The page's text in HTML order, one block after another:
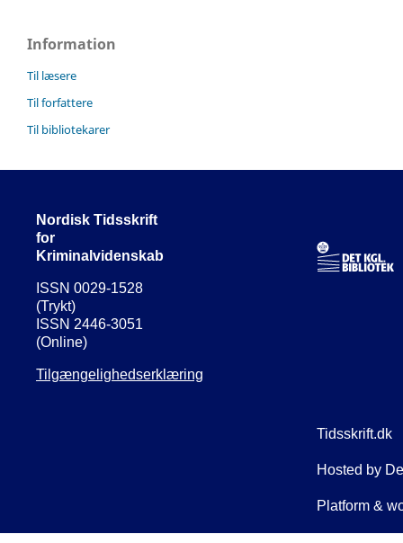
Information
Til læsere
Til forfattere
Til bibliotekarer
Nordisk Tidsskrift
for
Kriminalvidenskab
ISSN 0029-1528
(Trykt)
ISSN 2446-3051
(Online)
Tilgængelighedserklæring